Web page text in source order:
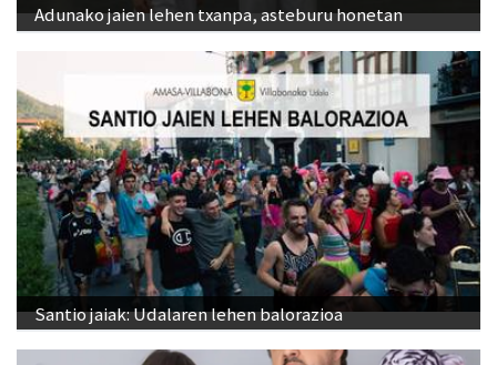
Adunako jaien lehen txanpa, asteburu honetan
Santio jaiak: Udalaren lehen balorazioa